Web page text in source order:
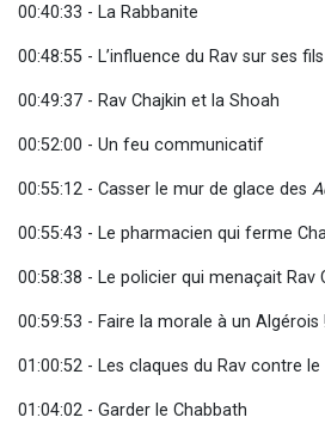
00:40:33 - La Rabbanite
00:48:55 - L’influence du Rav sur ses fils
00:49:37 - Rav Chajkin et la Shoah
00:52:00 - Un feu communicatif
00:55:12 - Casser le mur de glace des
00:55:43 - Le pharmacien qui ferme
00:58:38 - Le policier qui menaçait Rav
00:59:53 - Faire la morale à un Algérois !
01:00:52 - Les claques du Rav contre le
01:04:02 - Garder le Chabbath